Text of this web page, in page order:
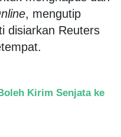
, mengutip
disiarkan Reuters
Kirim Senjata ke